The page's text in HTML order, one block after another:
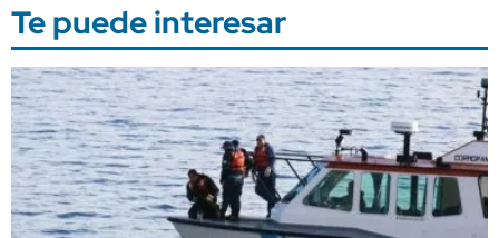
Te puede interesar